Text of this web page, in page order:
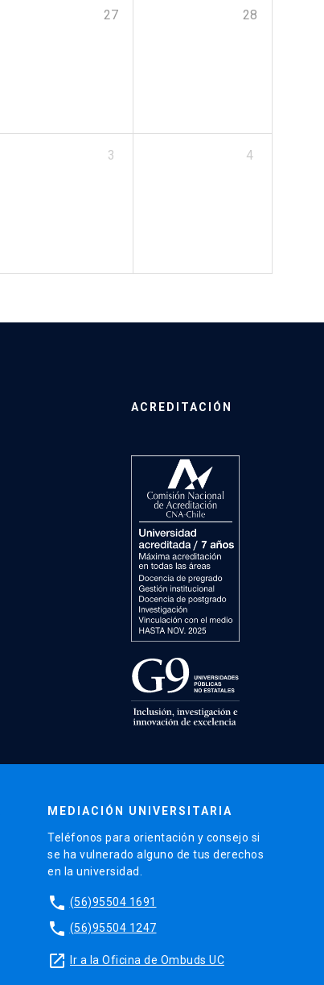
27 28
3 4
ACREDITACIÓN
MEDIACIÓN UNIVERSITARIA
Teléfonos para orientación y consejo si
se ha vulnerado alguno de tus derechos
en la universidad.
phone (56)95504 1691
phone (56)95504 1247
launch Ir a la Oficina de Ombuds UC